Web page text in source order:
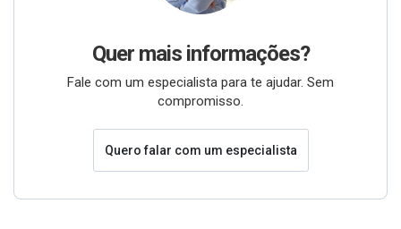
Quer mais informações?
Fale com um especialista para te ajudar. Sem
compromisso.
Quero falar com um especialista